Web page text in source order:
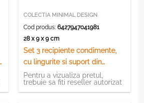
COLECTIA MINIMAL DESIGN
Cod produs:6427947041981
28 x 9 x 9 cm
Set 3 recipiente condimente,
cu lingurite si suport din
bambus, Alb
Pentru a vizualiza pretul,
trebuie sa fiti reseller autorizat